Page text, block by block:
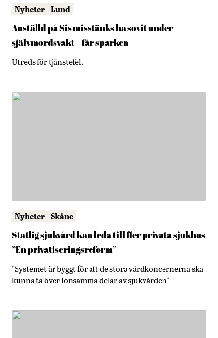
Nyheter Lund
Anställd på Sis misstänks ha sovit under
självmordsvakt – får sparken
Utreds för tjänstefel.
Nyheter Skåne
Statlig sjukvård kan leda till fler privata sjukhus
”En privatiseringsreform”
"Systemet är byggt för att de stora vårdkoncernerna ska
kunna ta över lönsamma delar av sjukvården"